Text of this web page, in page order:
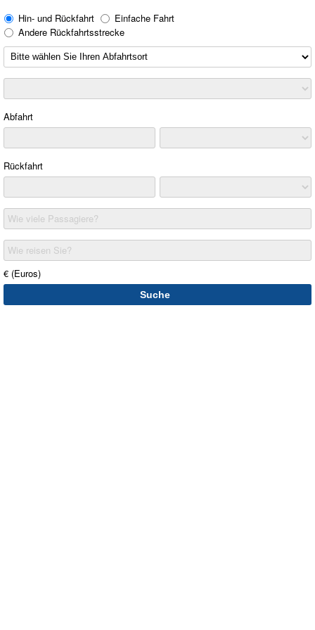
Hin- und Rückfahrt
Einfache Fahrt
Andere Rückfahrtsstrecke
Abfahrt
Rückfahrt
Wie viele Passagiere?
Wie reisen Sie?
€ (Euros)
Suche